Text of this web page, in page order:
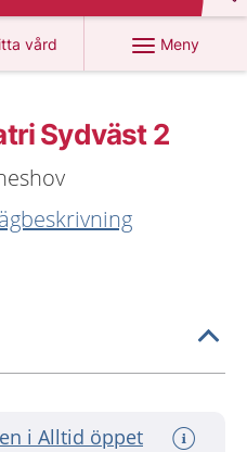
vård
på 1177.se
Meny
Sydväst 2
i Alltid öppet